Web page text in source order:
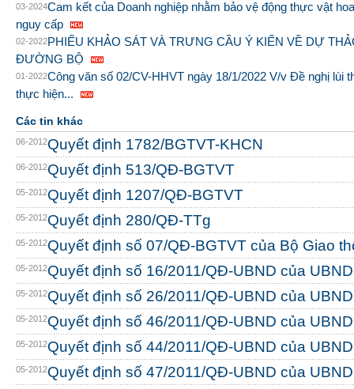
03-2024Cam kết của Doanh nghiệp nhằm bảo vệ động thực vật
nguy cấp
02-2022PHIẾU KHẢO SÁT VÀ TRƯNG CẦU Ý KIẾN VỀ DỰ
ĐƯỜNG BỘ
01-2022Công văn số 02/CV-HHVT ngày 18/1/2022 V/v Đề nghị lùi
thực hiện...
Các tin khác
06-2012Quyết định 1782/BGTVT-KHCN
06-2012Quyết định 513/QĐ-BGTVT
05-2012Quyết định 1207/QĐ-BGTVT
05-2012Quyết định 280/QĐ-TTg
05-2012Quyết định số 07/QĐ-BGTVT của Bộ Giao
05-2012Quyết định số 16/2011/QĐ-UBND của
05-2012Quyết định số 26/2011/QĐ-UBND của
05-2012Quyết định số 46/2011/QĐ-UBND của
05-2012Quyết định số 44/2011/QĐ-UBND của
05-2012Quyết định số 47/2011/QĐ-UBND của